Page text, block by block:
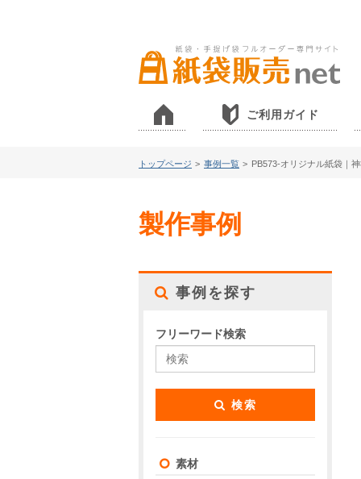
ご利用ガイド
トップページ > 事例一覧 > PB573-オリジナル紙袋｜
製作事例
事例を探す
フリーワード検索
検索
素材